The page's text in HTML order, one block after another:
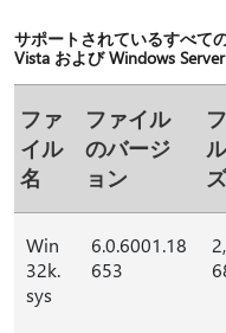
サポートされているすべて
Vista および Windows
ファ
イル
名
ファイル
のバージ
ョン
ズ
Win
32k.
sys
6.0.6001.18
653